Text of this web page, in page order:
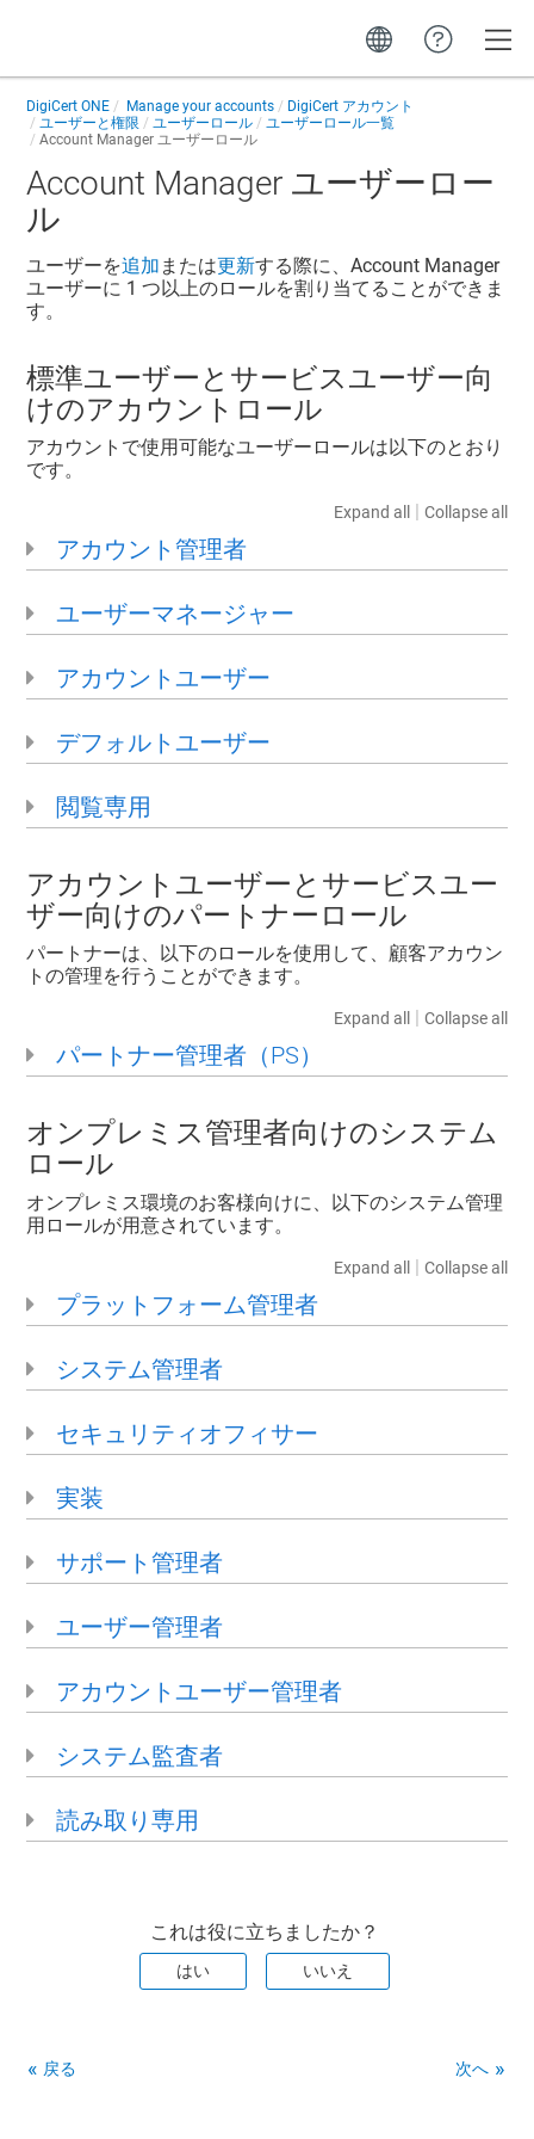
DigiCert ONE Manage your accounts
DigiCert アカウント
ユーザーと権限
ユーザーロール
ユーザーロール一覧
Account Manager ユーザーロール
Account Manager ユーザーロー
ル
ユーザーを追加 または更新する際に、Account Manager
ユーザーに 1 つ以上のロールを割り当てることができま
す。
標準ユーザーとサービスユーザー向
けのアカウントロール
アカウントで使用可能なユーザーロールは以下のとおり
です。
Expand all | Collapse all
アカウント管理者
ユーザーマネージャー
アカウントユーザー
デフォルトユーザー
閲覧専用
アカウントユーザーとサービスユー
ザー向けのパートナーロール
パートナーは、以下のロールを使用して、顧客アカウン
トの管理を行うことができます。
Expand all | Collapse all
パートナー管理者（PS）
オンプレミス管理者向けのシステム
ロール
オンプレミス環境のお客様向けに、以下のシステム管理
用ロールが用意されています。
Expand all| Collapse all
プラットフォーム管理者
システム管理者
セキュリティオフィサー
実装
サポート管理者
ユーザー管理者
アカウントユーザー管理者
システム監査者
読み取り専用
これは役に立ちましたか？
はい いいえ
戻る 次へ